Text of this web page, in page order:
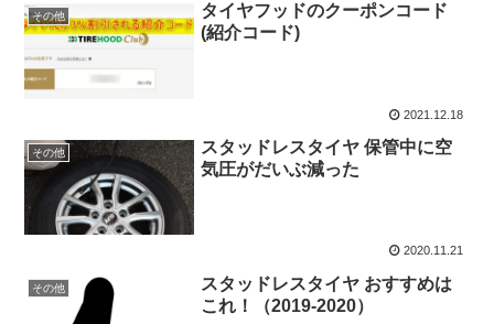
その他
タイヤフッドのクーポンコード
(紹介コード)
2021.12.18
その他
スタッドレスタイヤ 保管中に空
気圧がだいぶ減った
2020.11.21
その他
スタッドレスタイヤ おすすめは
これ！（2019-2020）